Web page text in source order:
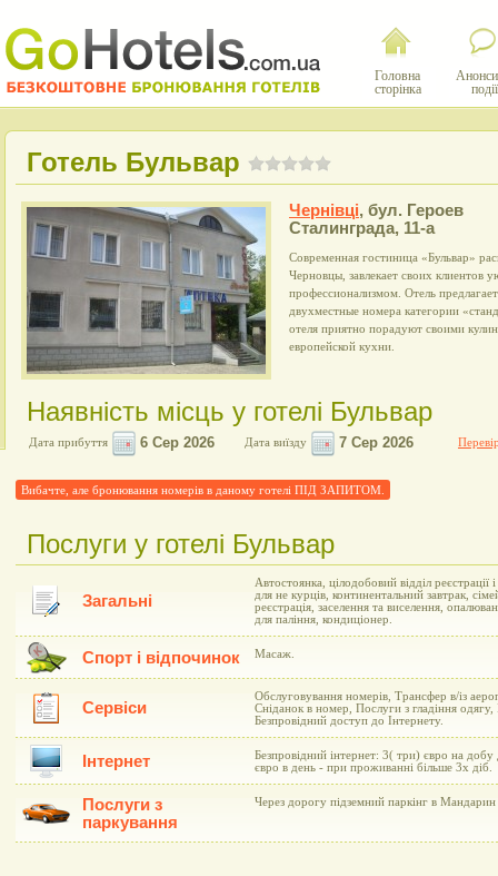
Головна
сторінка
події
Готель Бульвар
Чернівці, бул. Героев
Сталинграда, 11-а
Современная гостиница «Бульвар»
Черновцы, завлекает своих клиентов
профессионализмом. Отель
двухместные номера категории
отеля приятно порадуют своими
европейской кухни.
Наявність місць у готелі Бульвар
Дата прибуття Дата виїзду
Вибачте, але бронювання номерів в даному готелі ПІД ЗАПИТОМ.
Послуги у готелі Бульвар
Загальні
Автостоянка, цілодобовий відділ
для не курців, континентальний завтрак,
реєстрація, заселення та виселення,
для паління, кондиціонер.
Спорт і відпочинок Масаж.
Сервіси
Обслуговування номерів, Трансфер в/із
Сніданок в номер, Послуги з гладіння
Безпровідний доступ до Інтернету.
Інтернет
Безпровідний інтернет: 3( три) євро на
євро в день - при проживанні більше 3х діб.
Послуги з
паркування
Через дорогу підземний паркінг в